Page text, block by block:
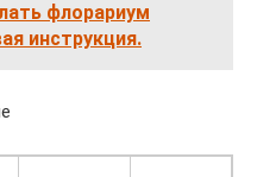
флорариум
инструкция.